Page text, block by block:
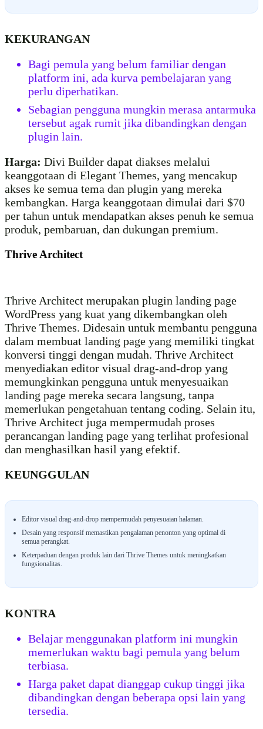
KEKURANGAN
Bagi pemula yang belum familiar dengan
platform ini, ada kurva pembelajaran yang
perlu diperhatikan.
Sebagian pengguna mungkin merasa antarmuka
tersebut agak rumit jika dibandingkan dengan
plugin lain.
Harga: Divi Builder dapat diakses melalui
keanggotaan di Elegant Themes, yang mencakup
akses ke semua tema dan plugin yang mereka
kembangkan. Harga keanggotaan dimulai dari $70
per tahun untuk mendapatkan akses penuh ke semua
produk, pembaruan, dan dukungan premium.
Thrive Architect
Thrive Architect merupakan plugin landing page
WordPress yang kuat yang dikembangkan oleh
Thrive Themes. Didesain untuk membantu pengguna
dalam membuat landing page yang memiliki tingkat
konversi tinggi dengan mudah. Thrive Architect
menyediakan editor visual drag-and-drop yang
memungkinkan pengguna untuk menyesuaikan
landing page mereka secara langsung, tanpa
memerlukan pengetahuan tentang coding. Selain itu,
Thrive Architect juga mempermudah proses
perancangan landing page yang terlihat profesional
dan menghasilkan hasil yang efektif.
KEUNGGULAN
Editor visual drag-and-drop mempermudah penyesuaian halaman.
Desain yang responsif memastikan pengalaman penonton yang optimal di
semua perangkat.
Keterpaduan dengan produk lain dari Thrive Themes untuk meningkatkan
fungsionalitas.
KONTRA
Belajar menggunakan platform ini mungkin
memerlukan waktu bagi pemula yang belum
terbiasa.
Harga paket dapat dianggap cukup tinggi jika
dibandingkan dengan beberapa opsi lain yang
tersedia.